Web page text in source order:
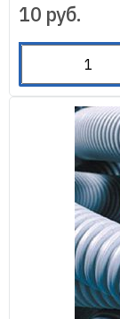
10 руб.